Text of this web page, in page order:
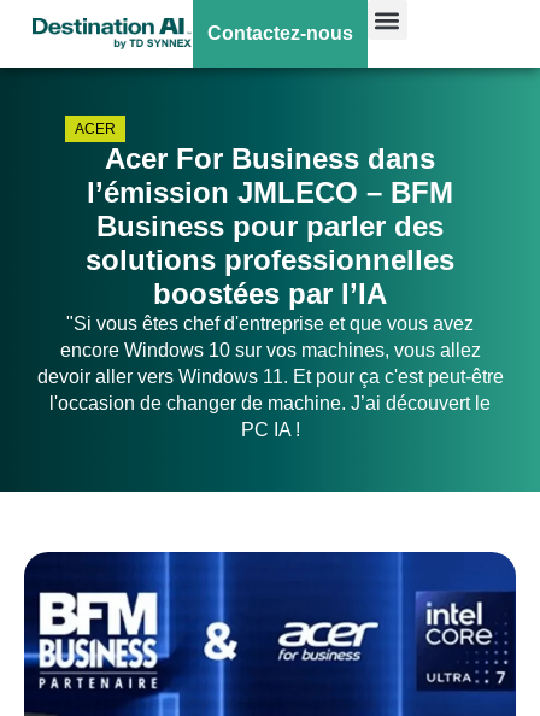
Contactez-nous
ACER
Acer For Business dans
l’émission JMLECO – BFM
Business pour parler des
solutions professionnelles
boostées par l’IA
"Si vous êtes chef d'entreprise et que vous avez
encore Windows 10 sur vos machines, vous allez
devoir aller vers Windows 11. Et pour ça c'est peut-être
l'occasion de changer de machine. J’ai découvert le
PC IA !